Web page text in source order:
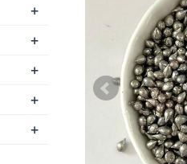
+
+
+
+
+